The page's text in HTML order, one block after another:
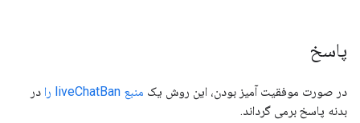
پاسخ
در صورت موفقیت آمیز بودن، این روش یک منبع liveChatBan را
در
بدنه پاسخ برمی گرداند.